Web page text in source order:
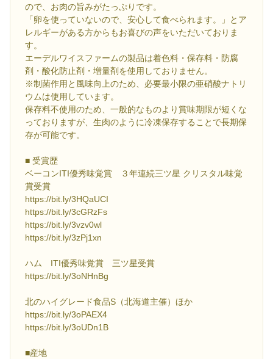
ので、お肉の旨みがたっぷりです。
「卵を使っていないので、安心して食べられます。」とア
レルギーがある方からもお喜びの声をいただいておりま
す。
エーデルワイスファームの製品は着色料・保存料・防腐
剤・酸化防止剤・増量剤を使用しておりません。
※制菌作用と風味向上のため、必要最小限の亜硝酸ナトリ
ウムは使用しています。
保存料不使用のため、一般的なものより賞味期限が短くな
っておりますが、生肉のように冷凍保存することで長期保
存が可能です。
■ 受賞歴
ベーコンITI優秀味覚賞 ３年連続三ツ星 クリスタル味覚
賞受賞
https://bit.ly/3HQaUCI
https://bit.ly/3cGRzFs
https://bit.ly/3vzv0wl
https://bit.ly/3zPj1xn
ハム ITI優秀味覚賞 三ツ星受賞
https://bit.ly/3oNHnBg
北のハイグレード食品S（北海道主催）ほか
https://bit.ly/3oPAEX4
https://bit.ly/3oUDn1B
■産地